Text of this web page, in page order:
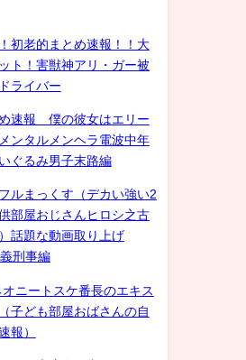
初老的まとめ速報！！大
ト！害獣神アリ・ガー被
ライバー
速報 僕の彼女はエリー
ンタルメンヘラ電波中年
ぐるみ男子末路編
ルまっくす（デカい強い2
部屋おじさんヒロシ之古
話題な動画取り上げ
刑事編
ニートスケ番長のエキス
子ども部屋おばさんの自
報）